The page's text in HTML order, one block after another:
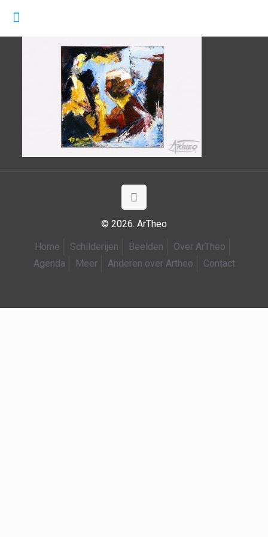
© 2026. ArTheo
Home
Schilderijen Beelden
Over ArTheo
Agenda
Meer Anderen over Artheo Contact